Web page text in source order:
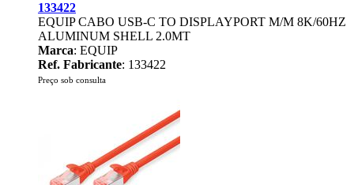
133422
EQUIP CABO USB-C TO DISPLAYPORT M/M 8K/60HZ
ALUMINUM SHELL 2.0MT
Marca: EQUIP
Ref. Fabricante: 133422
Preço sob consulta